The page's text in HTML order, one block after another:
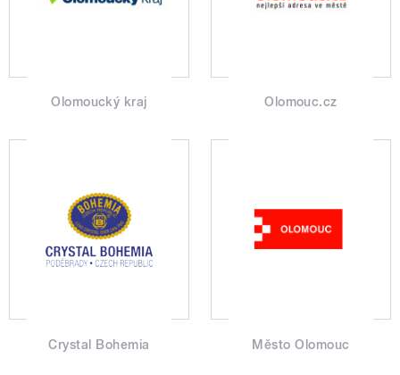
Olomoucký kraj Olomouc.cz
Crystal Bohemia Město Olomouc